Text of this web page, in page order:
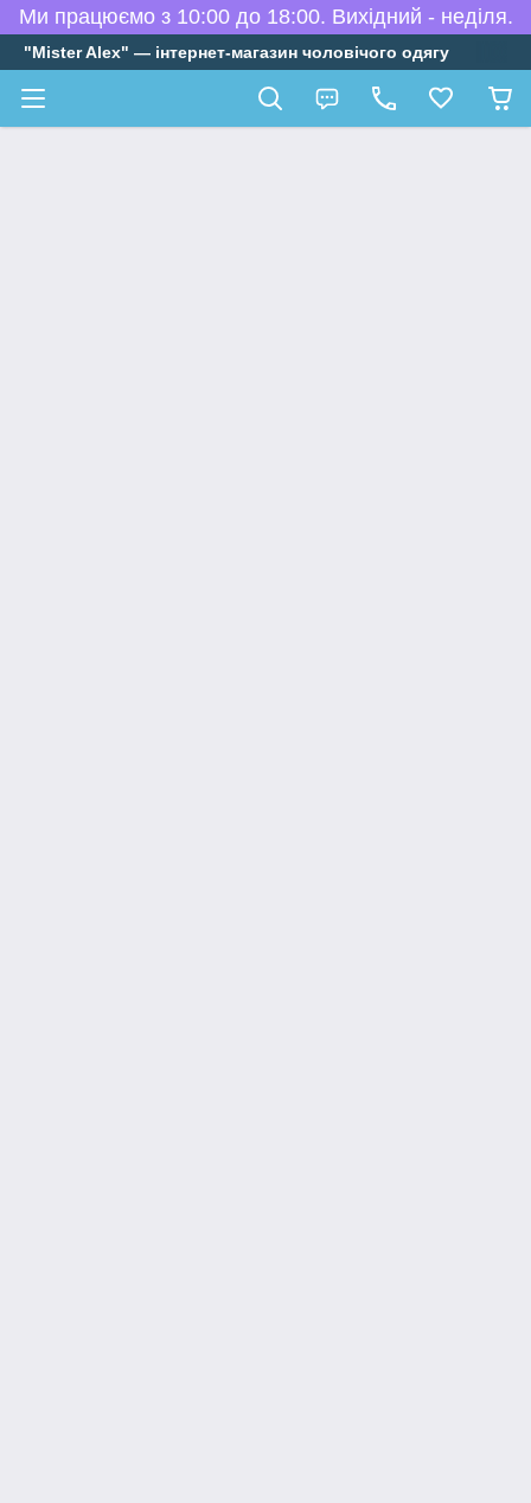
Ми працюємо з 10:00 до 18:00. Вихідний - неділя.
"Mister Alex" — інтернет-магазин чоловічого одягу